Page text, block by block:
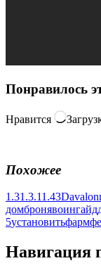
Понравилось
Нравится
Похожее
1.31.3.11.43Davalon
домбронявоингайд
5установитьфарм
Навигация